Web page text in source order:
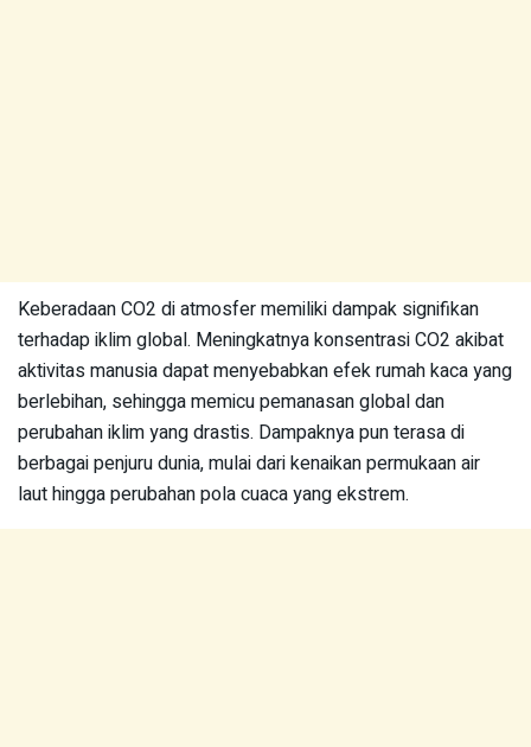
Keberadaan CO2 di atmosfer memiliki dampak signifikan
terhadap iklim global. Meningkatnya konsentrasi CO2 akibat
aktivitas manusia dapat menyebabkan efek rumah kaca yang
berlebihan, sehingga memicu pemanasan global dan
perubahan iklim yang drastis. Dampaknya pun terasa di
berbagai penjuru dunia, mulai dari kenaikan permukaan air
laut hingga perubahan pola cuaca yang ekstrem.